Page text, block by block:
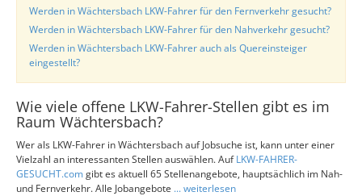
Werden in Wächtersbach LKW-Fahrer für den Fernverkehr gesucht?
Werden in Wächtersbach LKW-Fahrer für den Nahverkehr gesucht?
Werden in Wächtersbach LKW-Fahrer auch als Quereinsteiger
eingestellt?
Wie viele offene LKW-Fahrer-Stellen gibt es im
Raum Wächtersbach?
Wer als LKW-Fahrer in Wächtersbach auf Jobsuche ist, kann unter einer
Vielzahl an interessanten Stellen auswählen. AufLKW-FAHRER-
GESUCHT.comgibt es aktuell 65 Stellenangebote, hauptsächlich im Nah-
und Fernverkehr. Alle Jobangebote ... weiterlesen